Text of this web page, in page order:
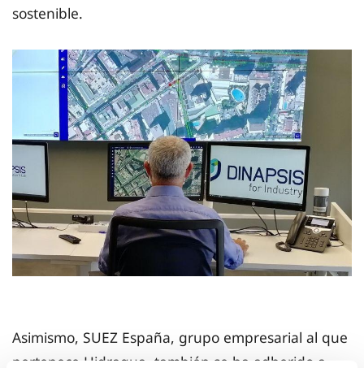
sostenible.
Asimismo, SUEZ España, grupo empresarial al que
pertenece Hidraqua, también se ha adherido a